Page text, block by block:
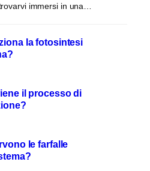
immersi in una…
la fotosintesi
il processo di
le farfalle